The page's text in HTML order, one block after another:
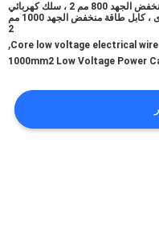
كبل طاقة منخفض الجهد 800 مم 2 ، سلك كهربائي
منخفض الجهد 5 نوى ، كابل طاقة منخفض الجهد 1000 مم
2
,
1000mm2 Low Voltage Power